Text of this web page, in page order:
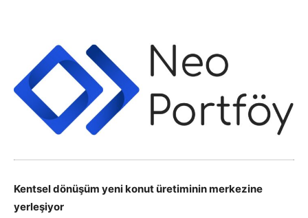
Kentsel dönüşüm yeni konut üretiminin merkezine
yerleşiyor